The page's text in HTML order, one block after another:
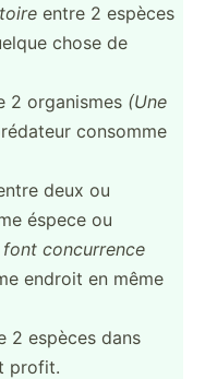
entre 2 espèces
chose de
2 organismes (Une
consomme
deux ou
éspece ou
font concur­rence
endroit en même
2 espèces dans
profit.